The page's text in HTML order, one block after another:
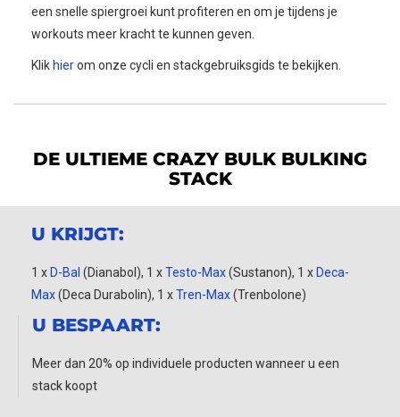
een snelle spiergroei kunt profiteren en om je tijdens je
workouts meer kracht te kunnen geven.
Klik hierom onze cycli en stackgebruiksgids te bekijken.
DE ULTIEME CRAZY BULK BULKING
STACK
U KRIJGT:
1 x D-Bal (Dianabol), 1 xTesto-Max(Sustanon), 1 x Deca-
Max(Deca Durabolin), 1 xTren-Max(Trenbolone)
U BESPAART:
Meer dan 20% op individuele producten wanneer u een
stack koopt